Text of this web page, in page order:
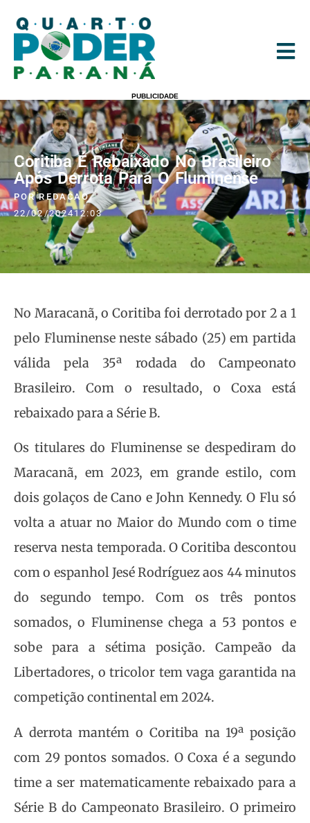
PUBLICIDADE
Coritiba É Rebaixado No Brasileiro
Após Derrota Para O Fluminense
PORREDACAO
22/02/202412:03
No Maracanã, o Coritiba foi derrotado por 2 a 1
pelo Fluminense neste sábado (25) em partida
válida pela 35ª rodada do Campeonato
Brasileiro. Com o resultado, o Coxa está
rebaixado para a Série B.
Os titulares do Fluminense se despediram do
Maracanã, em 2023, em grande estilo, com
dois golaços de Cano e John Kennedy. O Flu só
volta a atuar no Maior do Mundo com o time
reserva nesta temporada. O Coritiba descontou
com o espanhol Jesé Rodríguez aos 44 minutos
do segundo tempo. Com os três pontos
somados, o Fluminense chega a 53 pontos e
sobe para a sétima posição. Campeão da
Libertadores, o tricolor tem vaga garantida na
competição continental em 2024.
A derrota mantém o Coritiba na 19ª posição
com 29 pontos somados. O Coxa é a segundo
time a ser matematicamente rebaixado para a
Série B do Campeonato Brasileiro. O primeiro